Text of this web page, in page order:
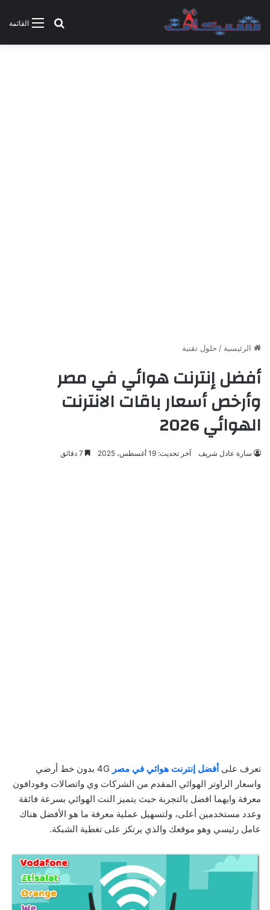
القائمةبحث عن
الرئيسية / حلول تقنية
أفضل إنترنت هوائي في مصر
وأرخص أسعار باقات الانترنت
الهوائي 2026
سارة عادل شريف آخر تحديث: 19 أغسطس، 2025
تعرف على أفضل إنترنت هوائي في مصر
4G بدون خط أرضي
واسعار الراوتر الهوائي المقدم من الشركات وي واتصالات وفودافون
معرفة وايهما افضل بالتجربة حيث يتميز النت الهوائي بسرعة فائقة
وعدد مستخدمين أعلى، ولتسهيل عملية معرفة ما هو الأفضل هناك
عامل رئيسي وهو موقعك والذي يرتكز على تغطية الشبكة.